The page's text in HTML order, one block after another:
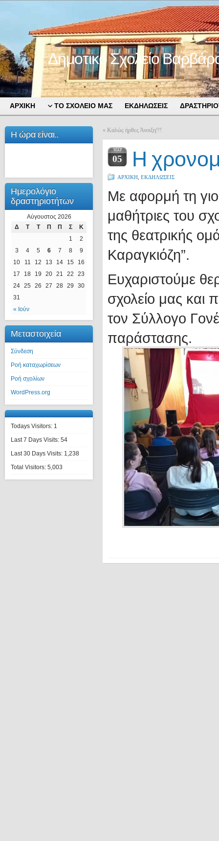
Δημοτικό Σχολείο
ΑΡΧΙΚΗ ΤΟ ΣΧΟΛΕΙΟ ΜΑΣ ΕΚΔΗΛΩΣΕΙΣ
Η ώρα είναι..
Ημερολόγιο
δραστηριοτήτων
Αύγουστος 2026
Δ
Τ Τ Π Π Σ Κ
« Ιούν
1
2
3
4 5 6 7 8
9
10
11 12 13 14 15
16
17
18 19 20 21 22
23
24 25 26 27 28 29
30
31
Μεταστοιχεία
Σύνδεση
Ροή καταχωρίσεων
Ροή σχολίων
WordPress.org
Todays Visitors: 1
Last 7 Days Visits: 54
Last 30 Days Visits: 1,238
Total Visitors: 5,003
« Καλώς ήρθες Άνοιξη!!!
ΜΑΡ
05 Η
ΑΡΧΙΚΗ ΕΚΔΗΛΩΣΕΙΣ
Με αφορμή τη
μαθήτριες του
της θεατρικής
Καραγκιόζη”.
Ευχαριστούμε
σχολείο μας και
τον Σύλλογο
παράστασης.